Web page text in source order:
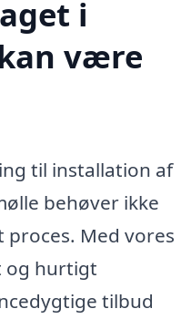
i
være
til installation af
behøver ikke
Med vores
og hurtigt
tilbud